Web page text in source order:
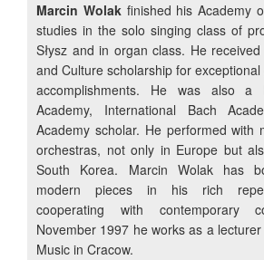
Marcin Wolakfinished his Academy
studies in the solo singing class of
Słysz and in organ class. He
and Culture scholarship for
accomplishments. He was also a
Academy, International Bach
Academy scholar. He performed with
orchestras, not only in Europe but
South Korea. Marcin Wolak has
modern pieces in his rich
cooperating with contemporary
November 1997 he works as a
Music in Cracow.